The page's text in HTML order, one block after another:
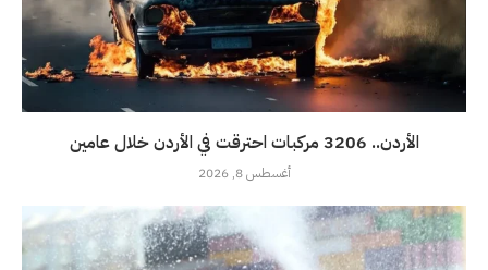
الأردن.. 3206 مركبات احترقت في الأردن خلال عامين
أغسطس 8, 2026